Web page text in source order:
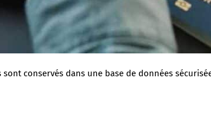
conservés dans une base de données